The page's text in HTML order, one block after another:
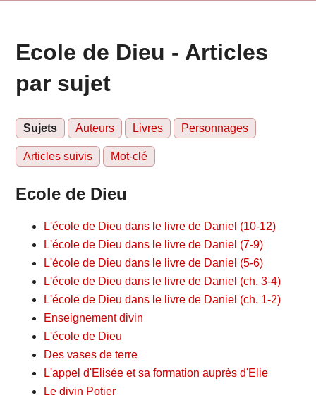
Ecole de Dieu - Articles
par sujet
Sujets Auteurs Livres Personnages
Articles suivis Mot-clé
Ecole de Dieu
L'école de Dieu dans le livre de Daniel (10-12)
L'école de Dieu dans le livre de Daniel (7-9)
L'école de Dieu dans le livre de Daniel (5-6)
L'école de Dieu dans le livre de Daniel (ch. 3-4)
L'école de Dieu dans le livre de Daniel (ch. 1-2)
Enseignement divin
L'école de Dieu
Des vases de terre
L'appel d'Elisée et sa formation auprès d'Elie
Le divin Potier